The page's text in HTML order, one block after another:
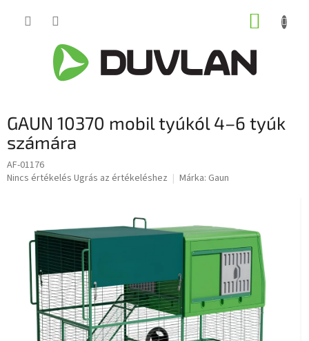
KOSÁR
GAUN 10370 mobil tyúkól 4–6 tyúk
számára
AF-01176
A
csillag.
Nincs értékelés Ugrás az értékeléshez Márka: Gaun